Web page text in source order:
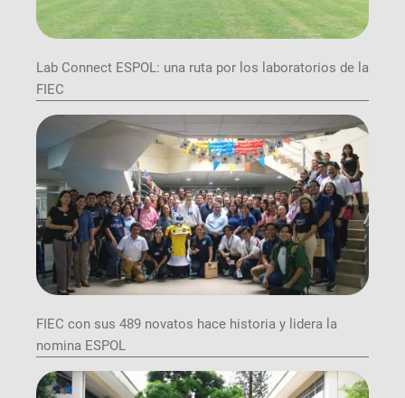
Lab Connect ESPOL: una ruta por los laboratorios de la
FIEC
FIEC con sus 489 novatos hace historia y lidera la
nomina ESPOL